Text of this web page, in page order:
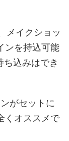
メイクショッ
ンを持込可能
ち込みはでき
がセットに
くオススメで